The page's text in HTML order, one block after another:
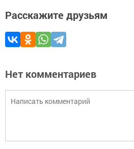
Расскажите друзьям
Нет комментариев